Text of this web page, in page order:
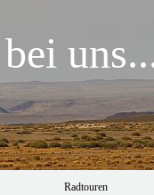
Radtouren